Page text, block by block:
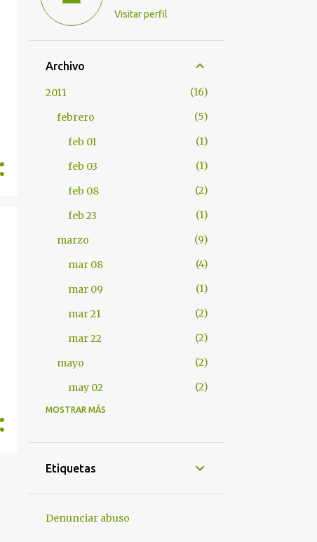
Visitar perfil
Archivo
2011
16
febrero
5
feb 01
1
feb 03
1
feb 08
2
feb 23
1
marzo
9
mar 08
4
mar 09
1
mar 21
2
mar 22
2
mayo
2
may 02
2
2012
abr 17
MOSTRAR MÁS
Etiquetas
Denunciar abuso